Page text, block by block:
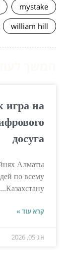
mystake
william hill
игра на
досуга
Алматы
по всему
Казахстану...
קרא עוד »
אוג 05, 2026